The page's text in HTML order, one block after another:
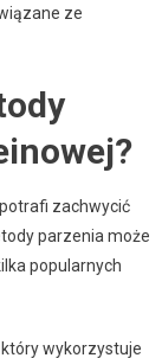
ze
zachwycić
parzenia może
popularnych
wykorzystuje